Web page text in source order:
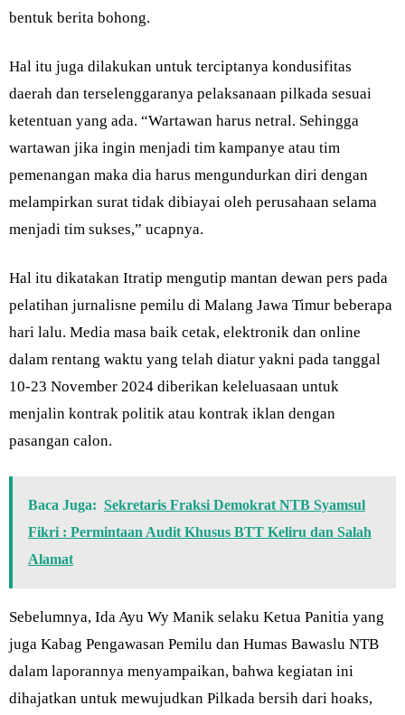
bentuk berita bohong.
Hal itu juga dilakukan untuk terciptanya kondusifitas
daerah dan terselenggaranya pelaksanaan pilkada sesuai
ketentuan yang ada. “Wartawan harus netral. Sehingga
wartawan jika ingin menjadi tim kampanye atau tim
pemenangan maka dia harus mengundurkan diri dengan
melampirkan surat tidak dibiayai oleh perusahaan selama
menjadi tim sukses,” ucapnya.
Hal itu dikatakan Itratip mengutip mantan dewan pers pada
pelatihan jurnalisne pemilu di Malang Jawa Timur beberapa
hari lalu. Media masa baik cetak, elektronik dan online
dalam rentang waktu yang telah diatur yakni pada tanggal
10-23 November 2024 diberikan keleluasaan untuk
menjalin kontrak politik atau kontrak iklan dengan
pasangan calon.
Baca Juga: Sekretaris Fraksi Demokrat NTB Syamsul
Fikri : Permintaan Audit Khusus BTT Keliru dan Salah
Alamat
Sebelumnya, Ida Ayu Wy Manik selaku Ketua Panitia yang
juga Kabag Pengawasan Pemilu dan Humas Bawaslu NTB
dalam laporannya menyampaikan, bahwa kegiatan ini
dihajatkan untuk mewujudkan Pilkada bersih dari hoaks,